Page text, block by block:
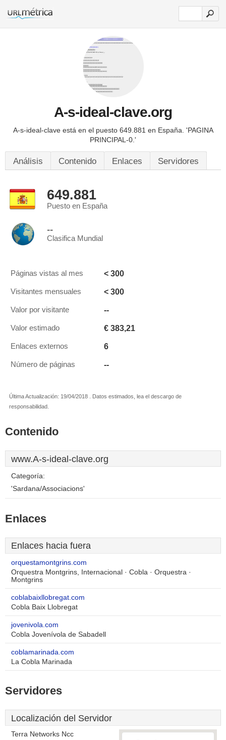
A-s-ideal-clave.org
A-s-ideal-clave está en el puesto 649.881 en España. 'PAGINA
PRINCIPAL-0.'
Análisis Contenido Enlaces Servidores
649.881
Puesto en España
--
Clasifica Mundial
Páginas vistas al mes < 300
Visitantes mensuales < 300
Valor por visitante --
Valor estimado € 383,21
Enlaces externos 6
Número de páginas --
Última Actualización: 19/04/2018 . Datos estimados, lea el descargo de
responsabilidad.
Contenido
www.A-s-ideal-clave.org
Categoría:
'Sardana/Associacions'
Enlaces
Enlaces hacia fuera
orquestamontgrins.com
Orquestra Montgrins, Internacional · Cobla · Orquestra ·
Montgrins
coblabaixllobregat.com
Cobla Baix Llobregat
jovenivola.com
Cobla Jovenívola de Sabadell
coblamarinada.com
La Cobla Marinada
Servidores
Localización del Servidor
Terra Networks Ncc